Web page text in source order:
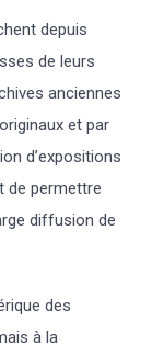
depuis
de leurs
anciennes
et par
d’expositions
de permettre
diffusion de
des
à la